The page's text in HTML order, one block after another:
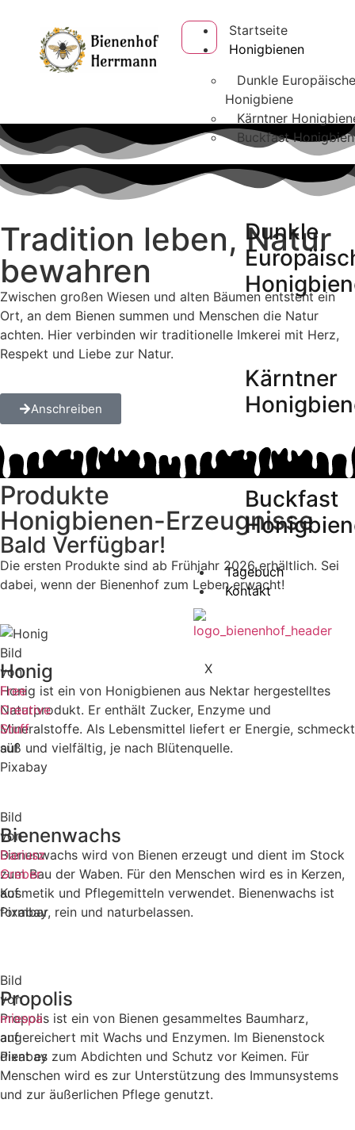
Startseite
Honigbienen
Dunkle Europäische
Honigbiene
Kärntner
Buckfast
Dunkle
Kärntner
Buckfast
Tagebuch
Kontakt
X
Tradition leben, Natur
bewahren
Zwischen großen Wiesen und alten Bäumen entsteht ein
Ort, an dem Bienen summen und Menschen die Natur
achten. Hier verbinden wir traditionelle Imkerei mit Herz,
Respekt und Liebe zur Natur.
Anschreiben
Produkte
Honigbienen-Erzeugnisse
Bald Verfügbar!
Die ersten Produkte sind ab Frühjahr 2026 erhältlich. Sei
dabei, wenn der Bienenhof zum Leben erwacht!
Bild
von
Free
Creative
Stuff
auf
Pixabay
Honig
Honig ist ein von Honigbienen aus Nektar hergestelltes
Naturprodukt. Er enthält Zucker, Enzyme und
Mineralstoffe. Als Lebensmittel liefert er Energie, schmeckt
süß und vielfältig, je nach Blütenquelle.
Bild
von
Dariusz
Greber
auf
Pixabay
Bienenwachs
Bienenwachs wird von Bienen erzeugt und dient im Stock
zum Bau der Waben. Für den Menschen wird es in Kerzen,
Kosmetik und Pflegemitteln verwendet. Bienenwachs ist
formbar, rein und naturbelassen.
Bild
von
miespa
auf
Pixabay
Propolis
Propolis ist ein von Bienen gesammeltes Baumharz,
angereichert mit Wachs und Enzymen. Im Bienenstock
dient es zum Abdichten und Schutz vor Keimen. Für
Menschen wird es zur Unterstützung des Immunsystems
und zur äußerlichen Pflege genutzt.